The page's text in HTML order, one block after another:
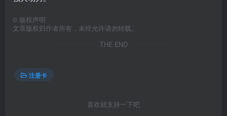
© 版权声明
文章版权归作者所有，未经允许请勿转载。
THE END
注册卡
喜欢就支持一下吧